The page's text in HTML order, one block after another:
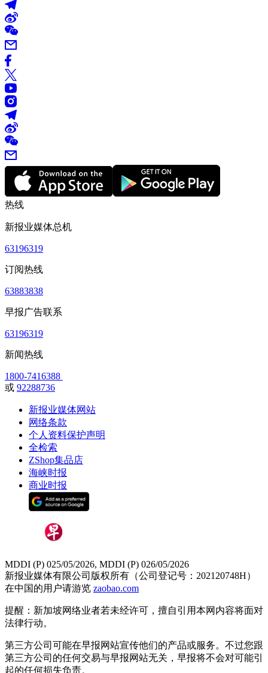
热线
新报业媒体总机
63196319
订阅热线
63883838
早报广告联系
63196319
新闻热线
1800-7416388
或 92288736
新报业媒体网站
网络条款
个人资料保护声明
全检索
ZShop集品店
海峡时报
商业时报
MDDI (P) 025/05/2026, MDDI (P) 026/05/2026
新报业媒体有限公司版权所有（公司登记号：202120748H）
在中国的用户请游览 zaobao.com
提醒：新加坡网络业者若未经许可，擅自引用本网内容将面对
法律行动。
第三方公司可能在早报网站宣传他们的产品或服务。不过您跟
第三方公司的任何交易与早报网站无关，早报将不会对可能引
起的任何损失负责。